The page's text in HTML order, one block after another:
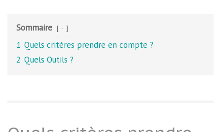
Sommaire -
1 Quels critères prendre en compte ?
2 Quels Outils ?